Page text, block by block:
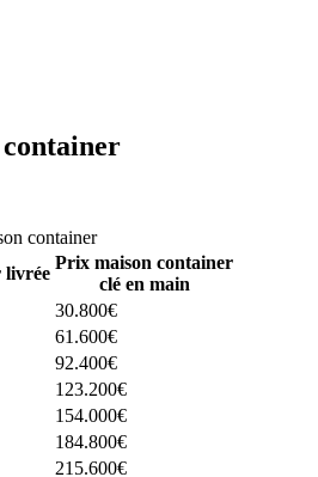
container
livrée
Prix maison container
clé en main
30.800€
61.600€
92.400€
123.200€
154.000€
184.800€
215.600€